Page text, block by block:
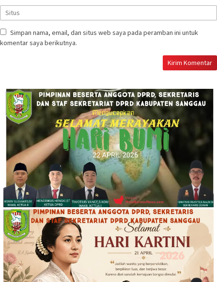
Simpan nama, email, dan situs web saya pada peramban ini untuk
komentar saya berikutnya.